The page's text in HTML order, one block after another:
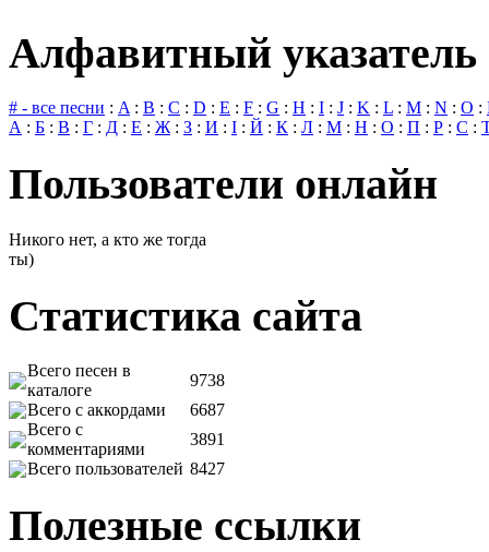
Алфавитный указатель
# - все песни : A: B : C : D : E : F : G : H : I : J : K : L : M : N : O :
А : Б : В : Г : Д : Е : Ж: З : И : І : Й : К : Л : М : Н : О : П : Р : С :
Пользователи онлайн
Никого нет, а кто же тогда
ты)
Статистика сайта
Всего песен в
каталоге
9738
Всего с аккордами
6687
Всего с
комментариями
3891
Всего пользователей 8427
Полезные ссылки